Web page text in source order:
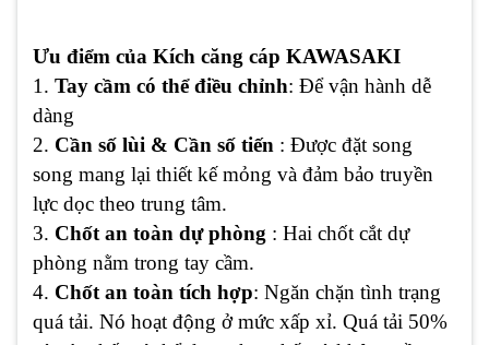
Ưu điểm của Kích căng cáp KAWASAKI
1. Tay cầm có thể điều chỉnh: Để vận hành dễ
dàng
2. Cần số lùi & Cần số tiến : Được đặt song
song mang lại thiết kế mỏng và đảm bảo truyền
lực dọc theo trung tâm.
3. Chốt an toàn dự phòng : Hai chốt cắt dự
phòng nằm trong tay cầm.
4. Chốt an toàn tích hợp: Ngăn chặn tình trạng
quá tải. Nó hoạt động ở mức xấp xỉ. Quá tải 50%